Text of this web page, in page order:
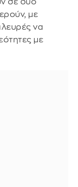
με
να
με